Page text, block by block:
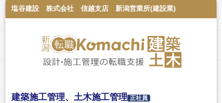
塩谷建設 株式会社 信越支店 新潟営業所(建設業)
建築施工管理、土木施工管理 正社員